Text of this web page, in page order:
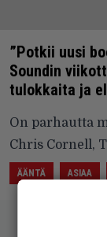
”Potkii uusi
Soundin
tulokkaita ja
On parhautta
Chris Cornell,
ÄÄNTÄ ASIAA